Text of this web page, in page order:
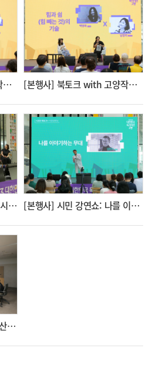
[본행사] 북토크 with 고양작가: 시의 나무, 나무의 시 (시인 손택수X나무칼럼니스트 고규홍) [본행사] 북토크 with 고양작가: 힘과 쉼(힘 빼는 것)의 기술 (소설가 백영옥X코미디언 남정미)
[본행사] 사이의 얽힘: 작가X시각예술가 [본행사] 시민 강연쇼: 나를 이야기하는 무대
[본행사] KPIPA 디지털출판산업활성화 사업교류회